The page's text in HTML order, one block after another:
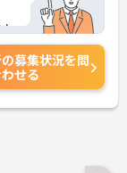
わ
募集状況を問
せる